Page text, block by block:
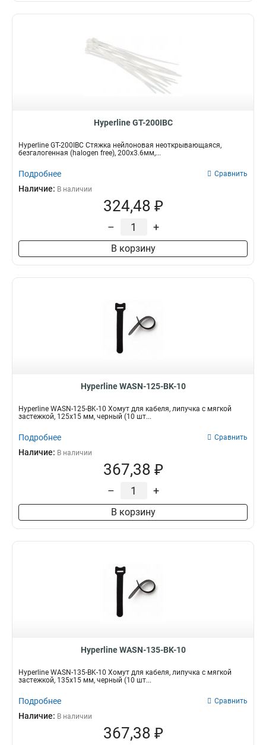
Hyperline GT-200IBC
Hyperline GT-200IBC Стяжка нейлоновая неоткрывающаяся,
безгалогенная (halogen free), 200x3.6мм,...
Подробнее Сравнить
Наличие: В наличии
324,48 ₽
– +
В корзину
Hyperline WASN-125-BK-10
Hyperline WASN-125-BK-10 Хомут для кабеля, липучка с мягкой
застежкой, 125x15 мм, черный (10 шт...
Подробнее Сравнить
Наличие: В наличии
367,38 ₽
– +
В корзину
Hyperline WASN-135-BK-10
Hyperline WASN-135-BK-10 Хомут для кабеля, липучка с мягкой
застежкой, 135x15 мм, черный (10 шт...
Подробнее Сравнить
Наличие: В наличии
367,38 ₽